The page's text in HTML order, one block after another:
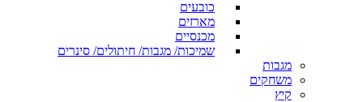
כובעים
מארזים
מכנסיים
שמיכות/ מגבות/ חיתולים/ סינרים
מגבות
משחקים
קיץ